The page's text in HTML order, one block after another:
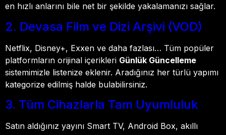
en hızlı anlarını bile net bir şekilde yakalamanızı sağlar.
2. Devasa Film ve Dizi Arşivi (VOD)
Netflix, Disney+, Exxen ve daha fazlası… Tüm popüler
platformların orijinal içerikleri Günlük Güncelleme
sistemimizle listenize eklenir. Aradığınız her türlü yapımı
kategorize edilmiş halde bulabilirsiniz.
3. Tüm Cihazlarla Tam Uyumluluk
Satın aldığınız yayını Smart TV, Android Box, akıllı